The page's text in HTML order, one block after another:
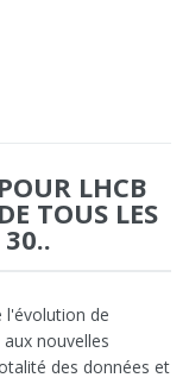
LHCB
TOUS LES
30..
l'évolution de
nouvelles
des données et